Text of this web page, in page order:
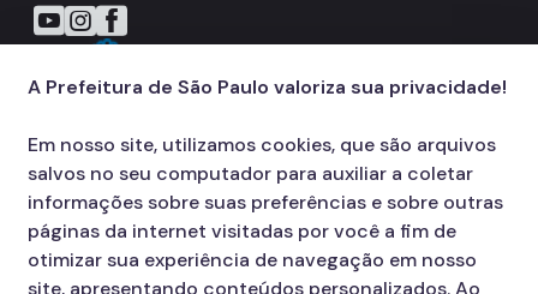
Icone do YouTube
Icone do Instagram
Icone do Facebook
A Prefeitura de São Paulo valoriza sua privacidade!
Em nosso site, utilizamos cookies, que são arquivos
salvos no seu computador para auxiliar a coletar
informações sobre suas preferências e sobre outras
páginas da internet visitadas por você a fim de
otimizar sua experiência de navegação em nosso
site, apresentando conteúdos personalizados. Ao